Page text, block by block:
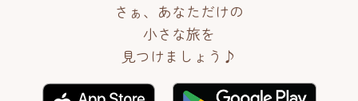
さぁ、あなただけの
小さな旅を
見つけましょう♪